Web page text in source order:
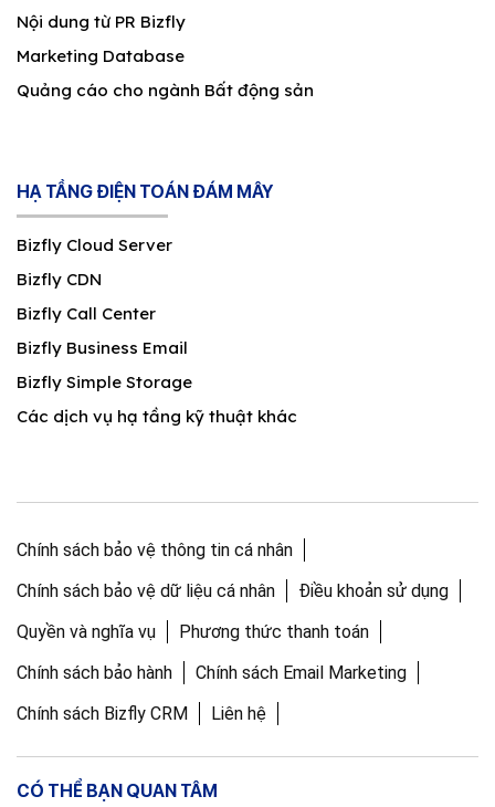
Nội dung từ PR Bizfly
Marketing Database
Quảng cáo cho ngành Bất động sản
HẠ TẦNG ĐIỆN TOÁN ĐÁM MÂY
Bizfly Cloud Server
Bizfly CDN
Bizfly Call Center
Bizfly Business Email
Bizfly Simple Storage
Các dịch vụ hạ tầng kỹ thuật khác
Chính sách bảo vệ thông tin cá nhân
Chính sách bảo vệ dữ liệu cá nhân
Điều khoản sử dụng
Quyền và nghĩa vụ
Phương thức thanh toán
Chính sách bảo hành
Chính sách Email Marketing
Chính sách Bizfly CRM
Liên hệ
CÓ THỂ BẠN QUAN TÂM